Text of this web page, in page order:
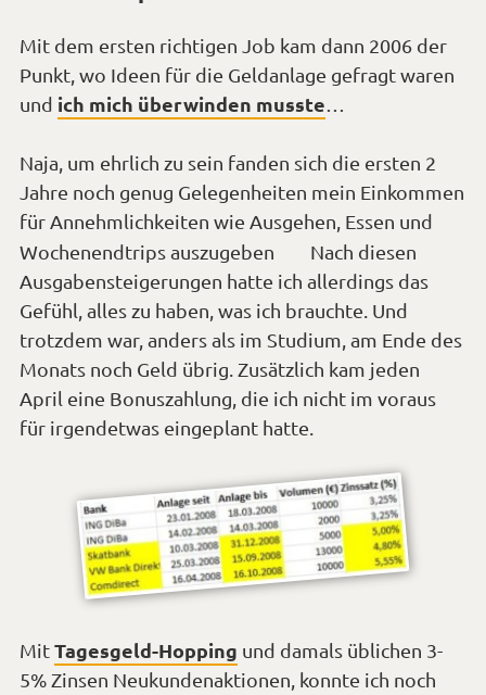
Mit dem ersten richtigen Job kam dann 2006 der
Punkt, wo Ideen für die Geldanlage gefragt waren
und ich mich überwinden musste
Naja, um ehrlich zu sein fanden sich die ersten 2
Jahre noch genug Gelegenheiten mein Einkommen
für Annehmlichkeiten wie Ausgehen, Essen und
Wochenendtrips auszugeben
*Smiley
zwinkern*
Nach diesen
Ausgabensteigerungen hatte ich allerdings das
Gefühl, alles zu haben, was ich brauchte. Und
trotzdem war, anders als im Studium, am Ende des
Monats noch Geld übrig. Zusätzlich kam jeden
April eine Bonuszahlung, die ich nicht im voraus
für irgendetwas eingeplant hatte.
MitTagesgeld-Hopping und damals üblichen 3-
5% Zinsen Neukundenaktionen, konnte ich noch